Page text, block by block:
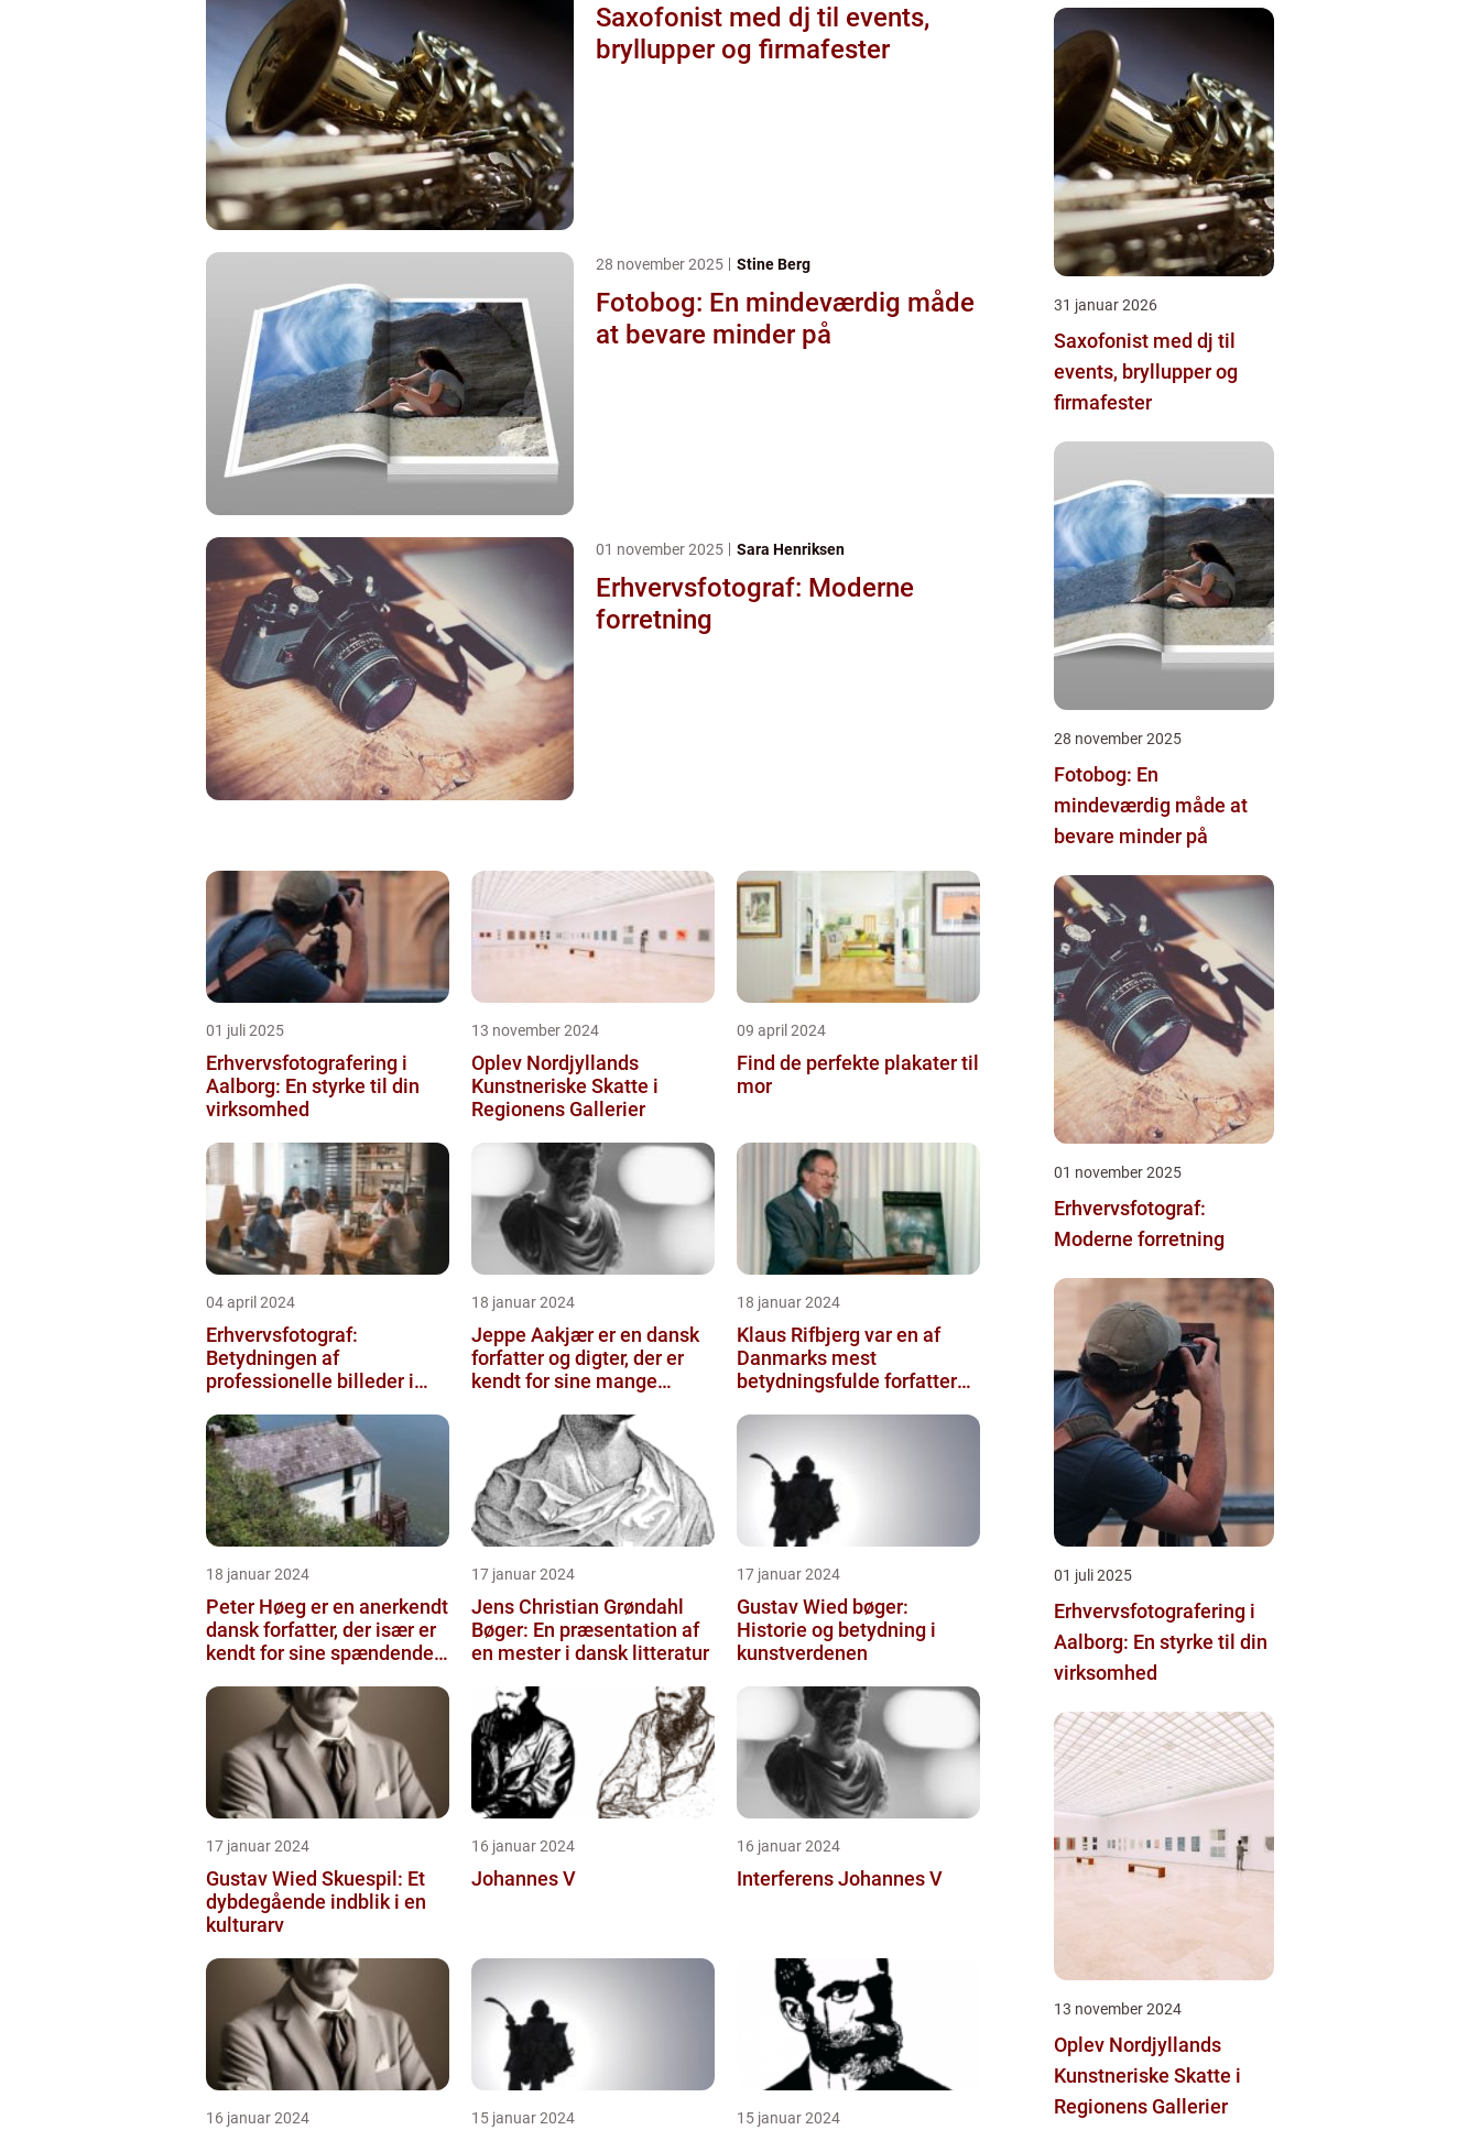
Saxofonist med dj til events,
bryllupper og firmafester
28 november 2025 Stine Berg
Fotobog: En mindeværdig måde
at bevare minder på
01 november 2025 Sara Henriksen
Erhvervsfotograf: Moderne
forretning
01 juli 2025
Erhvervsfotografering i
Aalborg: En styrke til din
virksomhed
13 november 2024
Oplev Nordjyllands
Kunstneriske Skatte i
Regionens Gallerier
09 april 2024
Find de perfekte plakater til
mor
04 april 2024
Erhvervsfotograf:
Betydningen af
professionelle billeder i
18 januar 2024
Jeppe Aakjær er en dansk
forfatter og digter, der er
kendt for sine mange
18 januar 2024
Klaus Rifbjerg var en af
Danmarks mest
betydningsfulde forfattere,
bøger i l...
18 januar 2024
Peter Høeg er en anerkendt
dansk forfatter, der især er
kendt for sine spændende
17 januar 2024
Jens Christian Grøndahl
Bøger: En præsentation af
en mester i dansk litteratur
17 januar 2024
Gustav Wied bøger:
Historie og betydning i
kunstverdenen
17 januar 2024
Gustav Wied Skuespil: Et
dybdegående indblik i en
kulturarv
16 januar 2024
Johannes V
16 januar 2024
Interferens Johannes V
16 januar 2024 15 januar 2024 15 januar 2024
31 januar 2026
Saxofonist med dj til
events, bryllupper og
firmafester
28 november 2025
Fotobog: En
mindeværdig måde at
bevare minder på
01 november 2025
Erhvervsfotograf:
Moderne forretning
01 juli 2025
Erhvervsfotografering i
Aalborg: En styrke til din
virksomhed
13 november 2024
Oplev Nordjyllands
Kunstneriske Skatte i
Regionens Gallerier